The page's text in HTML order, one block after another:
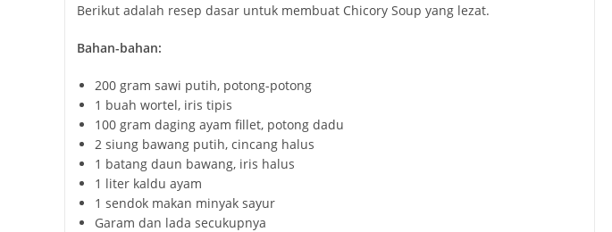
Berikut adalah resep dasar untuk membuat Chicory Soup yang lezat.
Bahan-bahan:
200 gram sawi putih, potong-potong
1 buah wortel, iris tipis
100 gram daging ayam fillet, potong dadu
2 siung bawang putih, cincang halus
1 batang daun bawang, iris halus
1 liter kaldu ayam
1 sendok makan minyak sayur
Garam dan lada secukupnya